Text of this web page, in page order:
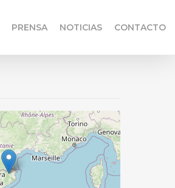
PRENSA NOTICIAS CONTACTO